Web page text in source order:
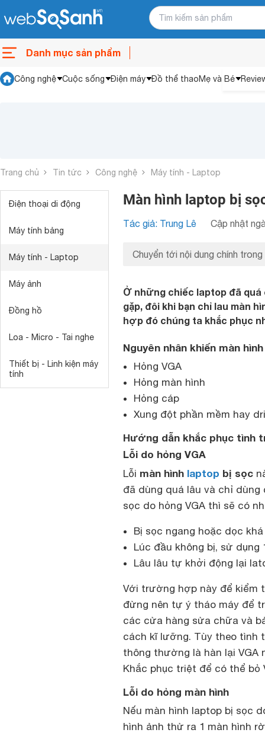
Danh mục sản phẩm
Công nghệ Cuộc sống Điện máy Đồ thể thaoMẹ và Bé
Trang chủ Tin tức Công nghệ Máy tính - Laptop
Điện thoại di động
Máy tính bảng
Máy tính - Laptop
Máy ảnh
Đồng hồ
Loa - Micro - Tai nghe
Thiết bị - Linh kiện máy
tính
Màn hình laptop bị
Tác giả: Trung Lê Cập nhật
Chuyển tới nội dung chính trong
Ở những chiếc laptop đã quá
gặp, đôi khi bạn chỉ lau màn
hợp đó chúng ta khắc phục
Nguyên nhân khiến màn
Hỏng VGA
Hỏng màn hình
Hỏng cáp
Xung đột phần mềm hay
Hướng dẫn khắc phục tình
Lỗi do hỏng VGA
Lỗi màn hình laptop bị sọc
đã dùng quá lâu và chỉ dùng
sọc do hỏng VGA thì sẽ có
Bị sọc ngang hoặc dọc
Lúc đầu không bị, sử dụng
Lâu lâu tự khởi động lại
Với trường hợp này để kiểm
đừng nên tự ý tháo máy để
các cửa hàng sửa chữa và
cách kĩ lưỡng. Tùy theo tình
thông thường là hàn lại
Khắc phục triệt để có thể bỏ
Lỗi do hỏng màn hình
Nếu màn hình laptop bị sọc
hình ảnh thử ra 1 màn hình